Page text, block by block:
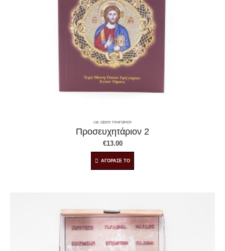
Ι.Μ. ΟΣΙΟΥ ΓΡΗΓΟΡΙΟΥ
Προσευχητάριον 2
€13.00
ΑΓΟΡΑΣΕ ΤΟ